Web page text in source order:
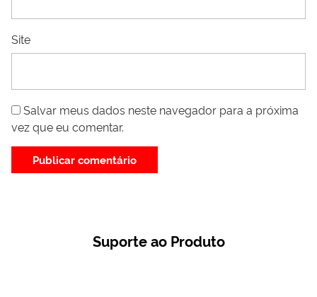
Site
Salvar meus dados neste navegador para a próxima
vez que eu comentar.
Suporte ao Produto